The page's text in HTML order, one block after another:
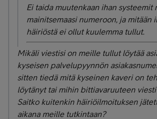
Ei taida muutenkaan ihan systeemit
mainitsemaasi numeroon, ja mitään
häiriöstä ei ollut kuulemma tullut.
Mikäli viestisi on meille tullut löytää
kyseisen palvelupyynnön
sitten tiedä mitä kyseinen kaveri on
löytänyt tai mihin bittiavaruuteen
Saitko kuitenkin häiriöilmoituksen
aikana meille tutkintaan?